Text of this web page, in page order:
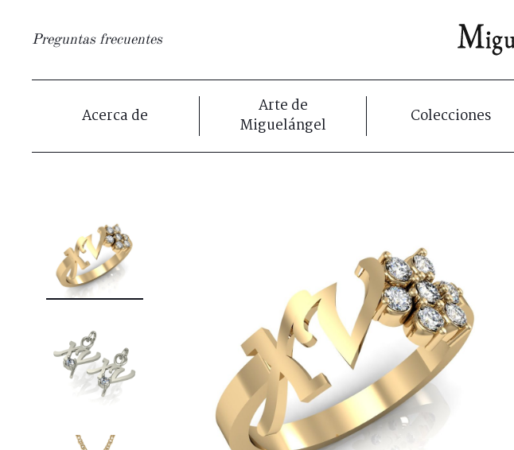
Preguntas frecuentes
Acerca de
Arte de
Miguelángel
Colecciones